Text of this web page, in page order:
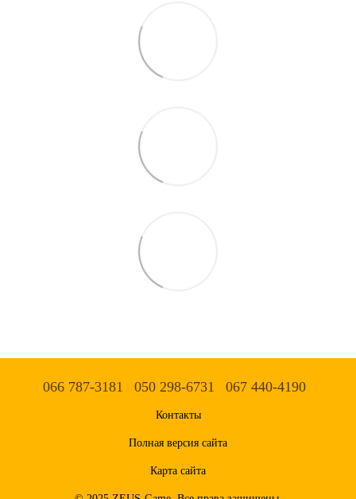
066 787-3181 050 298-6731 067 440-4190
Контакты
Полная версия сайта
Карта сайта